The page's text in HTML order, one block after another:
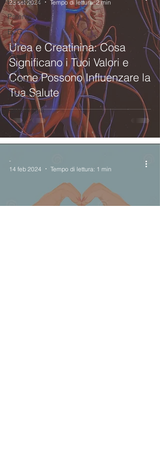
Patente
ECG
Test
Rapidi
Vendita
on-line
RA e RSA
Cardiologia
Urea e Creatinina: Cosa
Significano i Tuoi Valori e
Come Possono Influenzare la
Tua Salute
23 set 2024
Tempo di lettura: 2 min
-
14 feb 2024
Tempo di lettura: 1 min